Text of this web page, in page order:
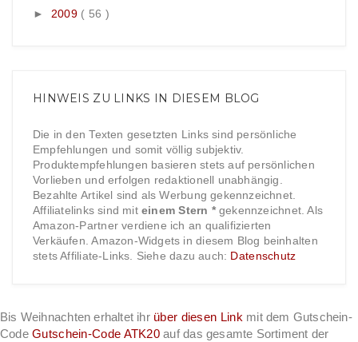
► 2009 ( 56 )
HINWEIS ZU LINKS IN DIESEM BLOG
Die in den Texten gesetzten Links sind persönliche
Empfehlungen und somit völlig subjektiv.
Produktempfehlungen basieren stets auf persönlichen
Vorlieben und erfolgen redaktionell unabhängig.
Bezahlte Artikel sind als Werbung gekennzeichnet.
Affiliatelinks sind miteinem Stern *gekennzeichnet. Als
Amazon-Partner verdiene ich an qualifizierten
Verkäufen. Amazon-Widgets in diesem Blog beinhalten
stets Affiliate-Links. Siehe dazu auch: Datenschutz
Bis Weihnachten erhaltet ihr über diesen Link mit dem Gutschein-
CodeGutschein-Code ATK20 auf das gesamte Sortiment der